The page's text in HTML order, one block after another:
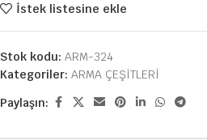
İstek listesine ekle
Stok kodu: ARM-324
Kategoriler: ARMA ÇEŞİTLERİ
Paylaşın: